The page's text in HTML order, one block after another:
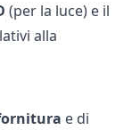
(per la luce) e il
alla
e di